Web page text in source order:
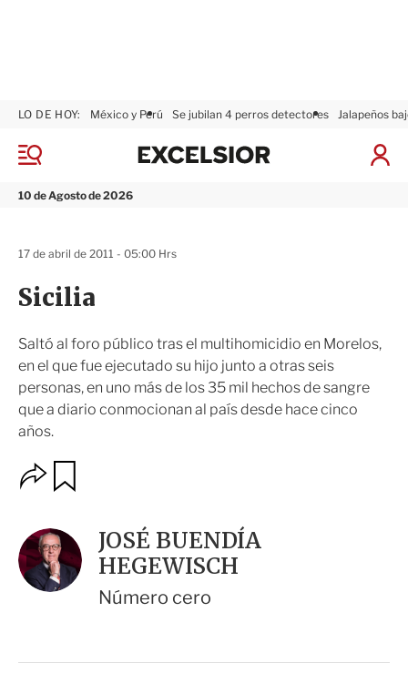
M
n
10 de Agosto de 2026
LO DE HOY: México y Perú Se jubilan 4 perros detectores Jalapeños
I
ó
x
Sicilia
Saltó al foro público tras el multihomicidio en Morelos,
en el que fue ejecutado su hijo junto a otras seis
personas, en uno más de los 35 mil hechos de sangre
que a diario conmocionan al país desde hace cinco
años.
17 de abril de 2011 - 05:00 Hrs
O
p
o
n
e
s
o
a
r
JOSÉ BUENDÍA
HEGEWISCH
Número cero